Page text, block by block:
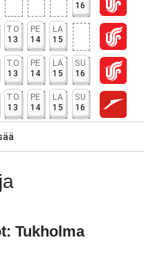
16
TO
13
PE
14
LA
15
TO
13
PE
14
LA
15
SU
16
TO
13
PE
14
LA
15
SU
16
Tukholma